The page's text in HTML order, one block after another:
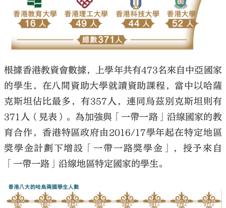
根據香港教資會數據，上學年共有473名來自中亞國家
的學生，在八間資助大學就讀資助課程，當中以哈薩
克斯坦佔比最多，有357人，連同烏茲別克斯坦則有
371人（見表）。為加強與「一帶一路」沿線國家的教
育合作，香港特區政府由2016/17學年起在特定地區
獎學金計劃下增設「一帶一路獎學金」，授予來自
「一帶一路」沿線地區特定國家的學生。